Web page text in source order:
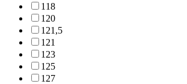
118
120
121,5
121
123
125
127